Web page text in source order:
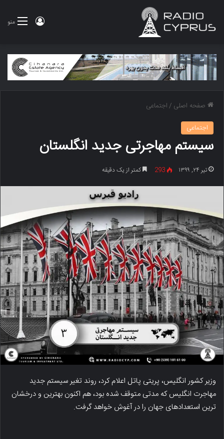
منو ورود
صفحه اصلی /اجتماعی
اجتماعی
سیستم مهاجرتی جدید انگلستان
تیر ۲۴, ۱۳۹۹ 293 کمتر از یک دقیقه
وزیر کشور انگلیس، پریتی پاتل اعلام کرد، روند تغیر سیستم جدید
مهاجرت انگلیس که مدتی متوقف شده بود، هم اکنون بهترین و درخشان
ترین استعدادهای جهان را در آغوش خواهد گرفت.